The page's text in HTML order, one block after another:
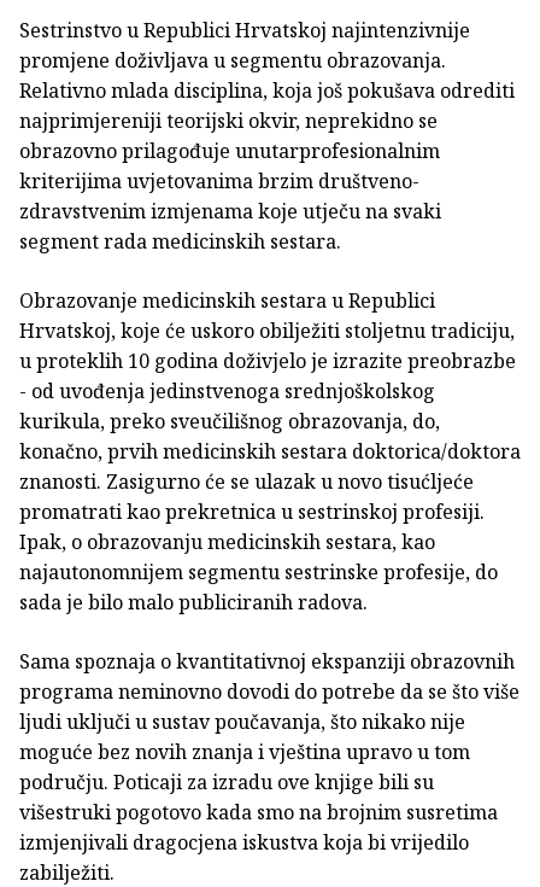
Sestrinstvo u Republici Hrvatskoj najintenzivnije
promjene doživljava u segmentu obrazovanja.
Relativno mlada disciplina, koja još pokušava odrediti
najprimjereniji teorijski okvir, neprekidno se
obrazovno prilagođuje unutarprofesionalnim
kriterijima uvjetovanima brzim društveno-
zdravstvenim izmjenama koje utječu na svaki
segment rada medicinskih sestara.
Obrazovanje medicinskih sestara u Republici
Hrvatskoj, koje će uskoro obilježiti stoljetnu tradiciju,
u proteklih 10 godina doživjelo je izrazite preobrazbe
- od uvođenja jedinstvenoga srednjoškolskog
kurikula, preko sveučilišnog obrazovanja, do,
konačno, prvih medicinskih sestara doktorica/doktora
znanosti. Zasigurno će se ulazak u novo tisućljeće
promatrati kao prekretnica u sestrinskoj profesiji.
Ipak, o obrazovanju medicinskih sestara, kao
najautonomnijem segmentu sestrinske profesije, do
sada je bilo malo publiciranih radova.
Sama spoznaja o kvantitativnoj ekspanziji obrazovnih
programa neminovno dovodi do potrebe da se što više
ljudi uključi u sustav poučavanja, što nikako nije
moguće bez novih znanja i vještina upravo u tom
području. Poticaji za izradu ove knjige bili su
višestruki pogotovo kada smo na brojnim susretima
izmjenjivali dragocjena iskustva koja bi vrijedilo
zabilježiti.